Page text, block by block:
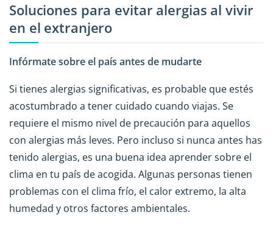
Soluciones para evitar alergias al vivir
en el extranjero
Infórmate sobre el país antes de mudarte
Si tienes alergias significativas, es probable que estés
acostumbrado a tener cuidado cuando viajas. Se
requiere el mismo nivel de precaución para aquellos
con alergias más leves. Pero incluso si nunca antes has
tenido alergias, es una buena idea aprender sobre el
clima en tu país de acogida. Algunas personas tienen
problemas con el clima frío, el calor extremo, la alta
humedad y otros factores ambientales.